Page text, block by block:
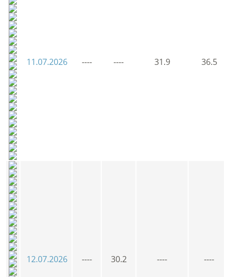
11.07.2026 ---- ---- 31.9 36.5
12.07.2026 ---- 30.2 ---- ----